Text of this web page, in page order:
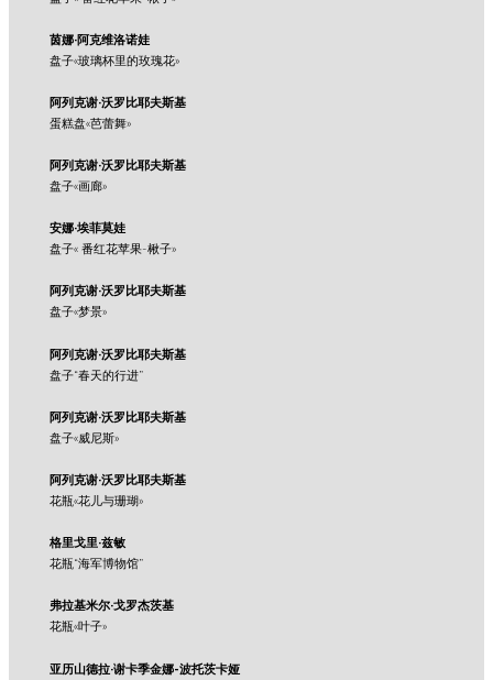
茵娜·阿克维洛诺娃
盘子«玻璃杯里的玫瑰花»
阿列克谢·沃罗比耶夫斯基
蛋糕盘«芭蕾舞»
阿列克谢·沃罗比耶夫斯基
盘子«画廊»
安娜·埃菲莫娃
盘子« 番红花苹果-楸子»
阿列克谢·沃罗比耶夫斯基
盘子«梦景»
阿列克谢·沃罗比耶夫斯基
盘子“春天的行进”
阿列克谢·沃罗比耶夫斯基
盘子«威尼斯»
阿列克谢·沃罗比耶夫斯基
花瓶«花儿与珊瑚»
格里戈里·兹敏
花瓶“海军博物馆”
弗拉基米尔·戈罗杰茨基
花瓶«叶子»
亚历山德拉·谢卡季金娜-波托茨卡娅